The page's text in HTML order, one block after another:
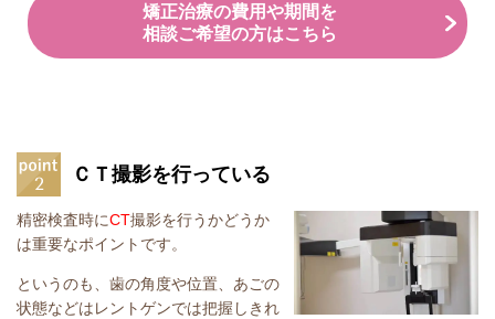
矯正治療の費用や期間を
相談ご希望の方はこちら
ＣＴ撮影を行っている
精密検査時にCT撮影を行うかどうか
は重要なポイントです。
というのも、歯の角度や位置、あごの
状態などはレントゲンでは把握しきれ